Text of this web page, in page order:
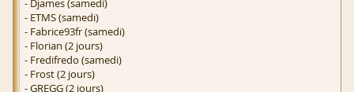
- Djames (samedi)
- ETMS (samedi)
- Fabrice93fr (samedi)
- Florian (2 jours)
- Fredifredo (samedi)
- Frost (2 jours)
- GREGG (2 jours)